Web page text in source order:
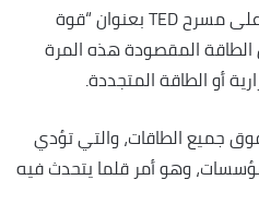
وفقاً لما ذكرته في كلمة لها على مسرح TED بعنوان “قوة
الطاقة المقصودة هذه المرة
أو الطاقة المتجددة.
جميع الطاقات، والتي تؤدي
وهو أمر قلما يتحدث فيه